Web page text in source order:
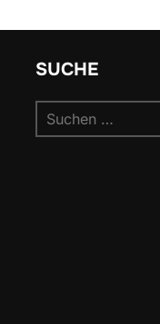
SUCHE
Suchen
nach: